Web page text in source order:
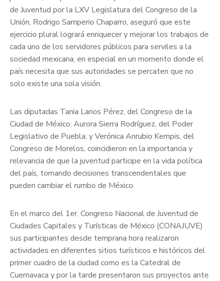
de Juventud por la LXV Legislatura del Congreso de la
Unión, Rodrigo Samperio Chaparro, aseguró que este
ejercicio plural logrará enriquecer y mejorar los trabajos de
cada uno de los servidores públicos para serviles a la
sociedad mexicana, en especial en un momento donde el
país necesita que sus autoridades se percaten que no
solo existe una sola visión.
Las diputadas Tania Larios Pérez, del Congreso de la
Ciudad de México; Aurora Sierra Rodríguez, del Poder
Legislativo de Puebla; y Verónica Anrubio Kempis, del
Congreso de Morelos, coincidieron en la importancia y
relevancia de que la juventud participe en la vida política
del país, tomando decisiones transcendentales que
pueden cambiar el rumbo de México.
En el marco del 1er. Congreso Nacional de Juventud de
Ciudades Capitales y Turísticas de México (CONAJUVE)
sus participantes desde temprana hora realizaron
actividades en diferentes sitios turísticos e históricos del
primer cuadro de la ciudad como es la Catedral de
Cuernavaca y por la tarde presentaron sus proyectos ante